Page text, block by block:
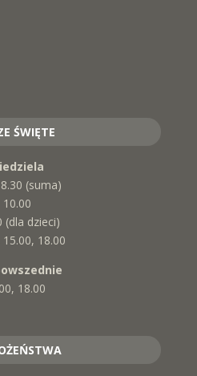
ŚWIĘTE
(suma)
10.00
(dla dzieci)
15.00, 18.00
18.00